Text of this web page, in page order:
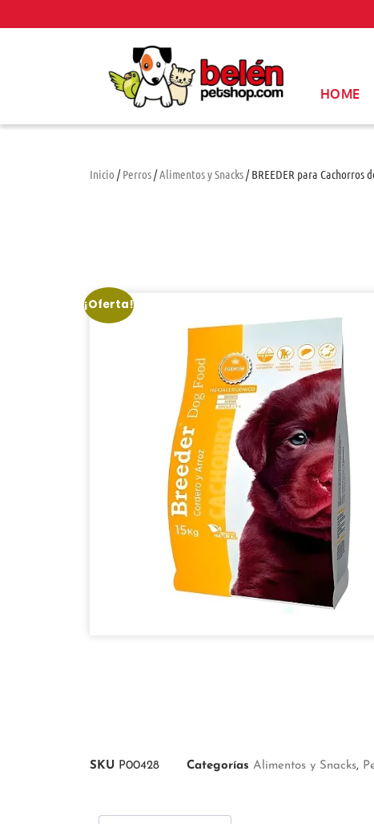
HOME
Inicio /Perros/Alimentos y Snacks/ BREEDER para Cachorros
¡Oferta!
SKU P00428 Categorías Alimentos y Snacks,